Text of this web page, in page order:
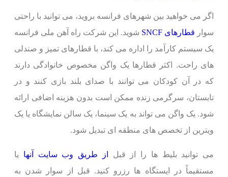
اگر می خواهید بین شهرهای فرانسه بروید، می توانید با راحتی
سوار قطارهای SNCF
شوید. این شرکت راه آهن ملی فرانسه
یک سیستم کارآمد را اداره می کند، با قطارهای تمیز و صندلی
های راحت. اکثر قطارها یک واگن مخصوص خانوادگی دارند
که در آن کودکان می توانند با صدای بلند بازی کنند و در
تابستان، سرگرمی زنده ممکن است بدون هزینه اضافی ارائه
شود. یک واگن می تواند به یک سینما، یک سالن نمایشگاه یا یک
ویترین از تخصص های منطقه ای تبدیل شود.
می توانید بلیط ها را از قبل از طریق وب سایت آنها یا
مستقیماً در ایستگاه ها رزرو کنید. قبل از سوار شدن به